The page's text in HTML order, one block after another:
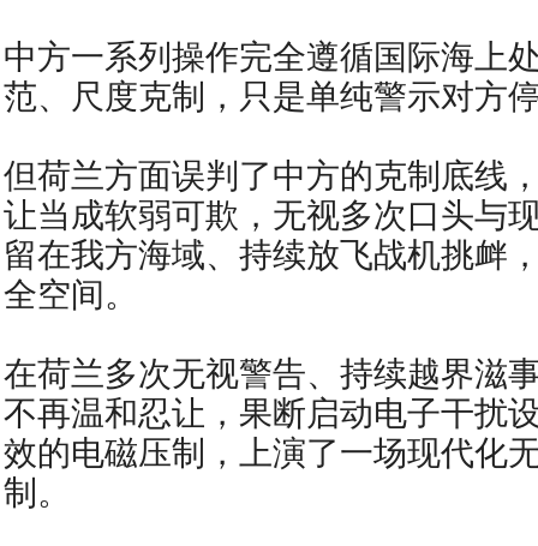
中方一系列操作完全遵循国际海上
范、尺度克制，只是单纯警示对方
但荷兰方面误判了中方的克制底线
让当成软弱可欺，无视多次口头与
留在我方海域、持续放飞战机挑衅
全空间。
在荷兰多次无视警告、持续越界滋
不再温和忍让，果断启动电子干扰
效的电磁压制，上演了一场现代化
制。